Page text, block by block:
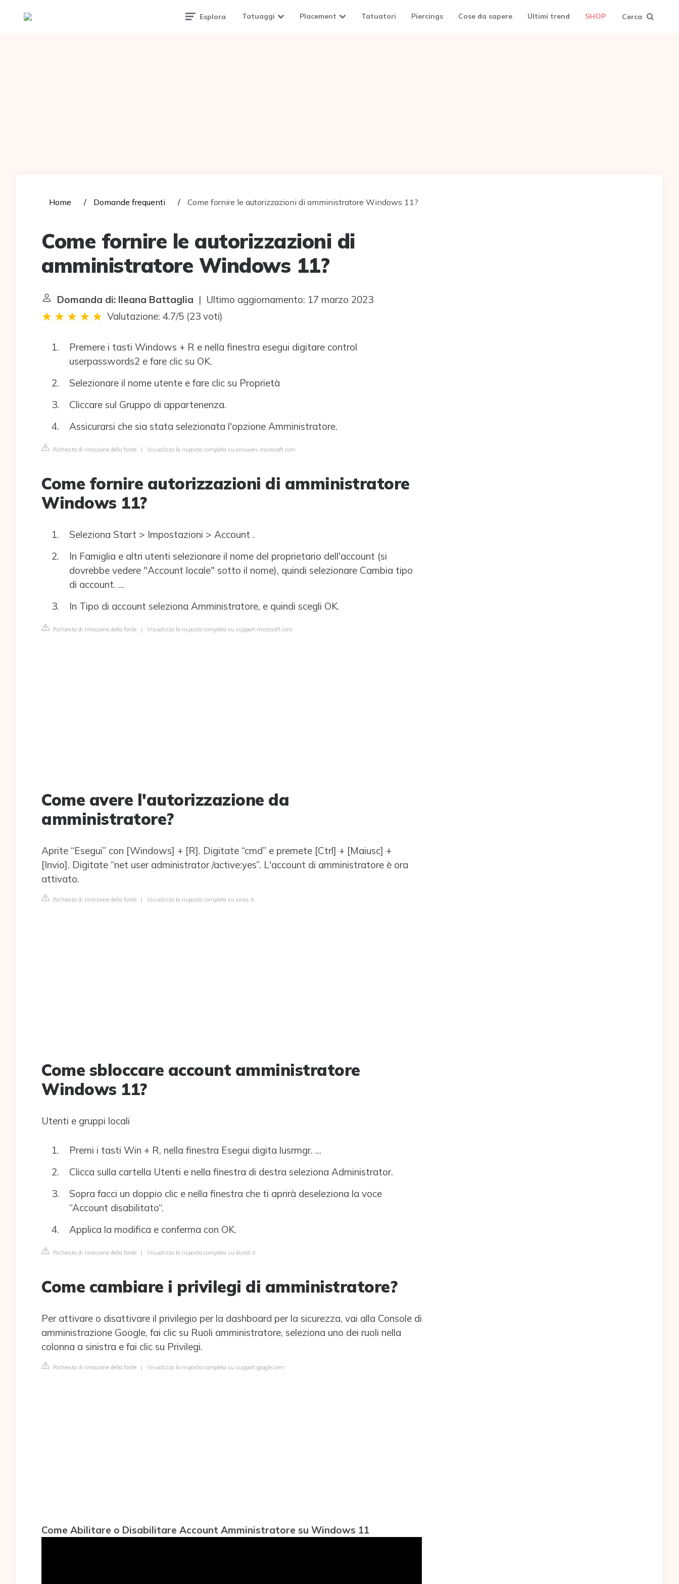
Tattoomuse.it Esplora Tatuaggi Placement Tatuatori Piercings Cose da sapere Ultimi trend SHOP Cerca
Home Domande frequenti Come fornire le autorizzazioni di amministratore Windows 11?
Come fornire le autorizzazioni di
amministratore Windows 11?
Domanda di: Ileana Battaglia | Ultimo aggiornamento: 17 marzo 2023
Valutazione: 4.7/5 (23 voti)
Premere i tasti Windows + R e nella finestra esegui digitare control
userpasswords2 e fare clic su OK.
Selezionare il nome utente e fare clic su Proprietà
Cliccare sul Gruppo di appartenenza.
Assicurarsi che sia stata selezionata l'opzione Amministratore.
Richiesta di rimozione della fonte | Visualizza la risposta completa su answers.microsoft.com
Come fornire autorizzazioni di amministratore
Windows 11?
Seleziona Start > Impostazioni > Account .
In Famiglia e altri utenti selezionare il nome del proprietario dell'account (si
dovrebbe vedere "Account locale" sotto il nome), quindi selezionare Cambia tipo
di account. ...
In Tipo di account seleziona Amministratore, e quindi scegli OK.
Richiesta di rimozione della fonte | Visualizza la risposta completa su support.microsoft.com
Come avere l'autorizzazione da
amministratore?
Aprite “Esegui” con [Windows] + [R]. Digitate “cmd” e premete [Ctrl] + [Maiusc] +
[Invio]. Digitate “net user administrator /active:yes”. L'account di amministratore è ora
attivato.
Richiesta di rimozione della fonte | Visualizza la risposta completa su ionos.it
Come sbloccare account amministratore
Windows 11?
Utenti e gruppi locali
Premi i tasti Win + R, nella finestra Esegui digita lusrmgr. ...
Clicca sulla cartella Utenti e nella finestra di destra seleziona Administrator.
Sopra facci un doppio clic e nella finestra che ti aprirà deseleziona la voce
“Account disabilitato“.
Applica la modifica e conferma con OK.
Richiesta di rimozione della fonte | Visualizza la risposta completa su dundi.it
Come cambiare i privilegi di amministratore?
Per attivare o disattivare il privilegio per la dashboard per la sicurezza, vai alla Console di
amministrazione Google, fai clic su Ruoli amministratore, seleziona uno dei ruoli nella
colonna a sinistra e fai clic su Privilegi.
Richiesta di rimozione della fonte | Visualizza la risposta completa su support.google.com
Come Abilitare o Disabilitare Account Amministratore su Windows 11